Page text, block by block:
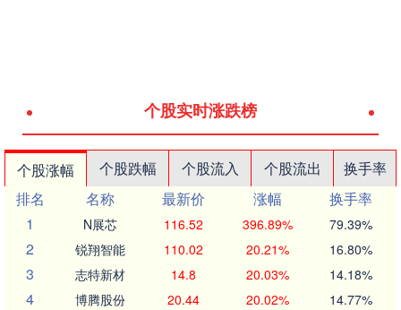
个股实时涨跌榜
个股涨幅 个股跌幅 个股流入 个股流出
换手率
排名
名称 最新价 涨幅
换手率
1
N展芯 116.52 396.89% 79.39%
2 锐翔智能 110.02 20.21% 16.80%
3 志特新材 14.8 20.03% 14.18%
4 博腾股份 20.44 20.02% 14.77%